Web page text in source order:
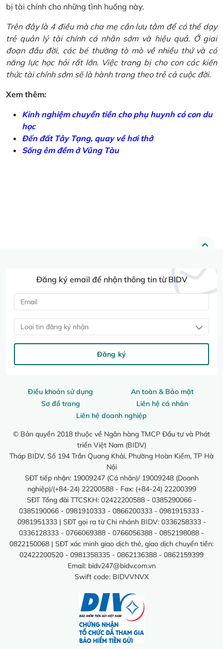
bị tài chính cho những tình huống này.
Trên đây là 4 điều mà cha mẹ cần lưu tâm để có thể dạy
trẻ quản lý tài chính cá nhân sớm và hiệu quả. Ở giai
đoạn đầu đời, các bé thường tò mò về nhiều thứ và có
năng lực học hỏi rất lớn. Việc trang bị cho con các kiến
thức tài chính sớm sẽ là hành trang theo trẻ cả cuộc đời.
Xem thêm:
Kinh nghiệm chuyển tiền cho phụ huynh có con du
học
Đến đất Tây Tạng, quay về hơi thở
Sống êm đềm ở Vũng Tàu
Điều khoản sử dụng
An toàn & Bảo mật
Sơ đồ trang
Liên hệ cá nhân
Liên hệ doanh nghiệp
© Bản quyền 2018 thuộc về Ngân hàng TMCP Đầu tư và Phát
triển Việt Nam (BIDV)
Tháp BIDV, Số 194 Trần Quang Khải, Phường Hoàn Kiếm, TP Hà
Nội
SĐT tiếp nhận: 19009247 (Cá nhân)/ 19009248 (Doanh
nghiệp)/(+84-24) 22200588 - Fax: (+84-24) 22200399
SĐT Tổng đài TTCSKH: 02422200588 - 0385290066 -
0385190066 - 0981910333 - 0866200333 - 0981915333 -
0981951333 | SĐT gọi ra từ Chi nhánh BIDV: 0336258333 -
0336128333 - 0766069388 - 0766056388 - 0852198088 -
0822150068 | SĐT xác minh giao dịch thẻ, giao dịch chuyển tiền:
02422200520 - 0981358335 - 0862136388 - 0862159399
Email: bidv247@bidv.com.vn
Swift code: BIDVVNVX
Đăng ký email để nhận thông tin từ BIDV
Loại tin đăng ký nhận
Đăng ký